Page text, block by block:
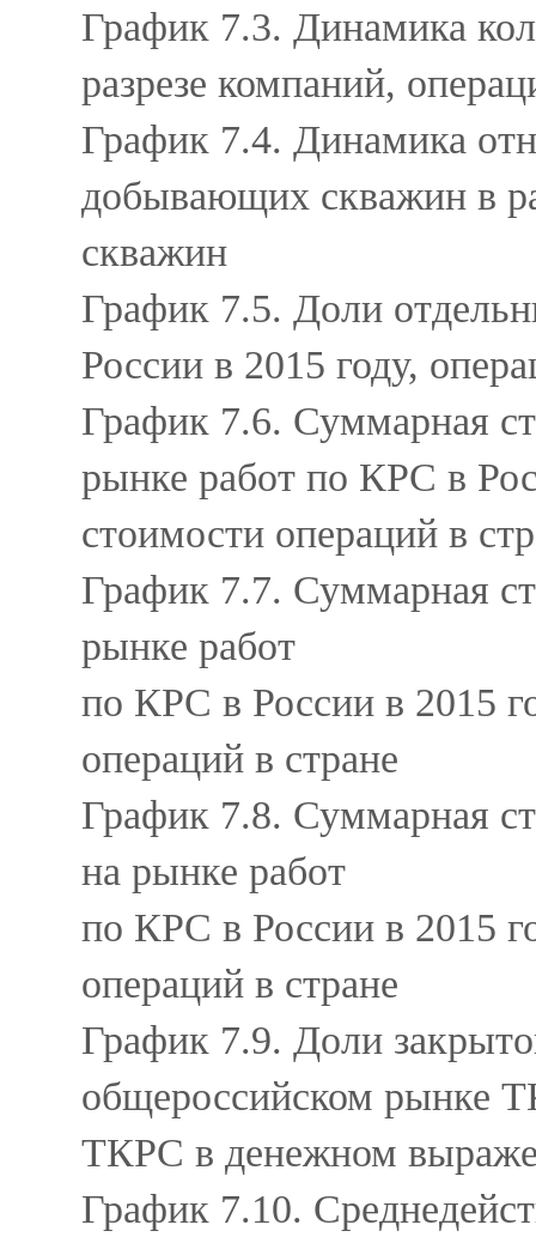
График 7.3. Динамика
разрезе компаний,
График 7.4. Динамика
добывающих скважин в
скважин
График 7.5. Доли
России в 2015 году,
График 7.6. Суммарная
рынке работ по КРС в
стоимости операций в
График 7.7. Суммарная
рынке работ
по КРС в России в 2015
операций в стране
График 7.8. Суммарная
на рынке работ
по КРС в России в 2015
операций в стране
График 7.9. Доли
общероссийском рынке
ТКРС в денежном
График 7.10.